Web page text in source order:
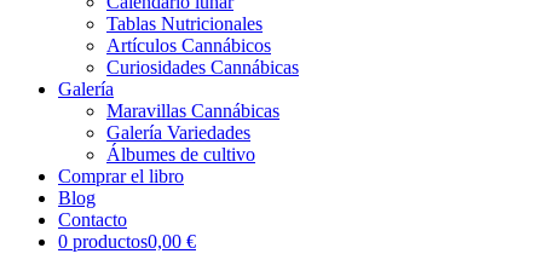
Tablas Nutricionales
Artículos Cannábicos
Curiosidades Cannábicas
Galería
Maravillas Cannábicas
Galería Variedades
Álbumes de cultivo
Comprar el libro
Blog
Contacto
0 productos0,00 €